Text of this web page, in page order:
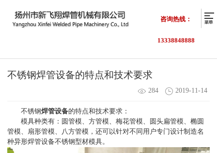
咨询热线：
13338848888
不锈钢焊管设备的特点和技术要求
284 2019-11-14
不锈钢焊管设备的特点和技术要求：
模具种类有：圆管模、方管模、梅花管模、圆头扁管模、椭圆
管模、扇形管模、八方管模，还可以针对不同用户专门设计制造名
种异形焊管设备不锈钢型材模具。